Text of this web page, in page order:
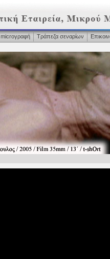
microγραφή Τράπεζα σεναρίων